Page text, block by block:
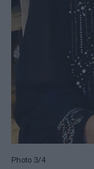
Photo 3/4